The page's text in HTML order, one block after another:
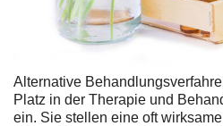
Alternative
Platz in der Therapie und
ein. Sie stellen eine oft